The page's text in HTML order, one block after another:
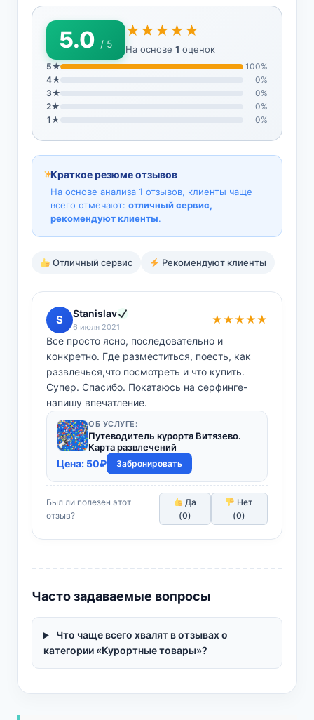
5.0 / 5
★★★★★
На основе 1 оценок
5★
100%
4★
0%
3★
0%
2★
0%
1★
0%
Краткое резюме отзывов
На основе анализа 1 отзывов, клиенты чаще
всего отмечают:отличный сервис,
рекомендуют клиенты.
Отличный сервис Рекомендуют клиенты
S Stanislav
6 июля 2021
★★★★★
Все просто ясно, последовательно и
конкретно. Где разместиться, поесть, как
развлечься,что посмотреть и что купить.
Супер. Спасибо. Покатаюсь на серфинге-
напишу впечатление.
ОБ УСЛУГЕ:
Путеводитель курорта Витязево.
Карта развлечений
Цена: 50₽ Забронировать
Был ли полезен этот
отзыв?
Да
(0)
Нет
(0)
Часто задаваемые вопросы
Что чаще всего хвалят в отзывах о
категории «Курортные товары»?